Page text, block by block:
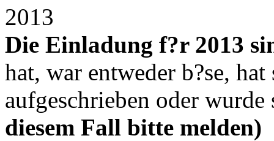
Die Einladung f?r 2013
hat, war entweder b?se,
aufgeschrieben oder
diesem Fall bitte melden)